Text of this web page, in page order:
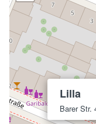
Lilla
Barer Str.